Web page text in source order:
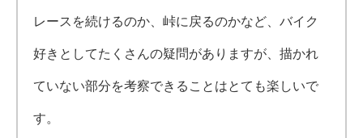
レースを続けるのか、峠に戻るのかなど、バイク
好きとしてたくさんの疑問がありますが、描かれ
ていない部分を考察できることはとても楽しいで
す。